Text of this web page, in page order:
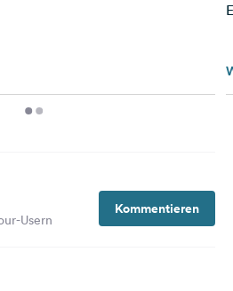
Usern
Kommentieren